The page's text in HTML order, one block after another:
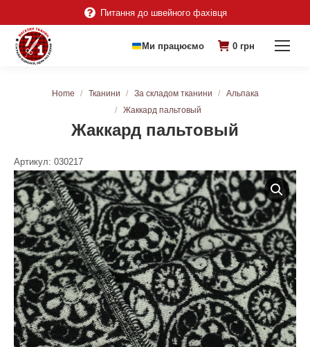
Питання до швейного фахівця
Ми працюємо 0 грн
Жаккард пальтовый
You are here:
Home Тканини За складом тканини
Альпака
Жаккард пальтовый
Артикул: 030217